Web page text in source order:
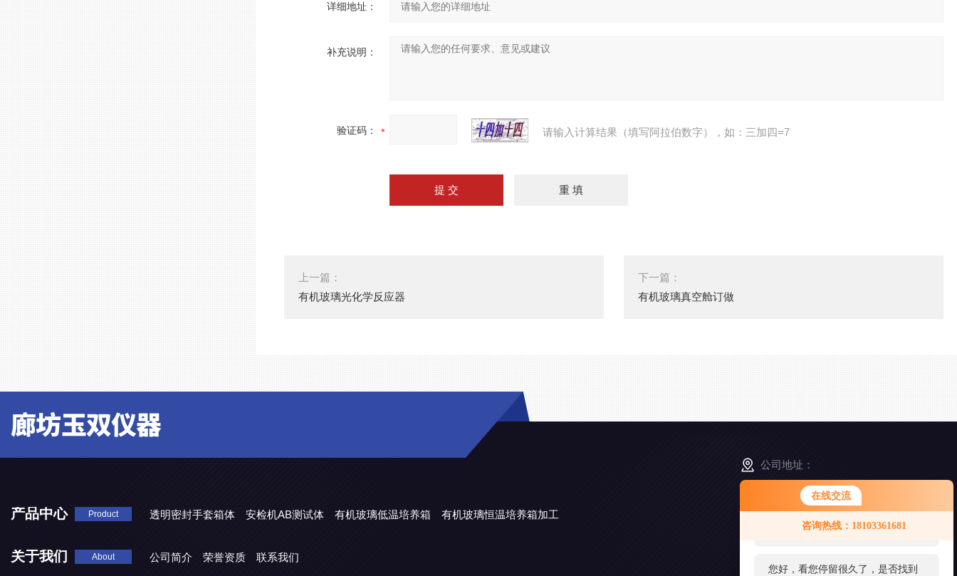
在线交流
咨询热线：18103361681
服务，请问您要咨询什么问题呢？
您好，看您停留很久了，是否找到
详细地址：
补充说明：
验证码： 请输入计算结果（填写阿拉伯数字），如：三加四=7
上一篇：
有机玻璃光化学反应器
下一篇：
有机玻璃真空舱订做
产品中心 Product 透明密封手套箱体 安检机AB测试体 有机玻璃低温培养箱 有机玻璃恒温培养箱加工
关于我们 About 公司简介 荣誉资质 联系我们
公司地址：
河北省廊坊市固安县
添